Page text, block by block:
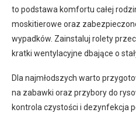
to podstawa komfortu całej
moskitierowe oraz
wypadków. Zainstaluj rolety
kratki wentylacyjne dbające o
Dla najmłodszych warto
na zabawki oraz przybory do
kontrola czystości i dezynfekcja